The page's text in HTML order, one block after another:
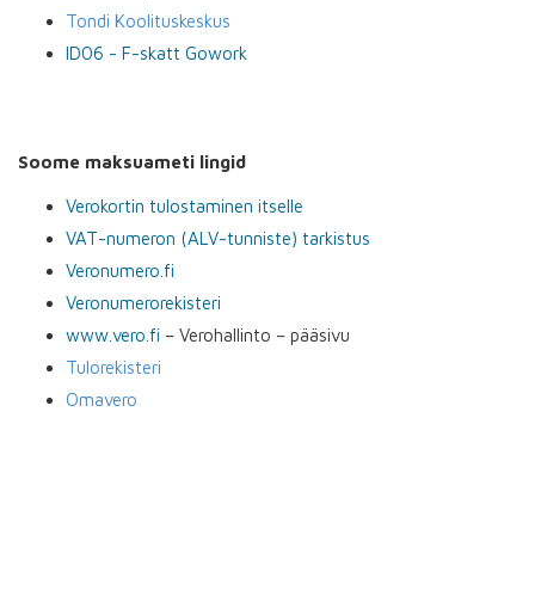
Tondi Koolituskeskus
ID06 - F-skatt Gowork
Soome maksuameti lingid
Verokortin tulostaminen itselle
VAT-numeron (ALV-tunniste) tarkistus
Veronumero.fi
Veronumerorekisteri
www.vero.fi – Verohallinto – pääsivu
Tulorekisteri
Omavero